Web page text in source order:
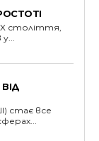
століття,
стає все